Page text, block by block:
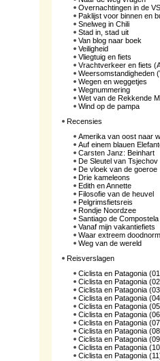
Overnachtingen in de VS
Paklijst voor binnen en
Snelweg in Chili
Stad in, stad uit
Van blog naar boek
Veiligheid
Vliegtuig en fiets
Vrachtverkeer en fiets
Weersomstandigheden
Wegen en weggetjes
Wegnummering
Wet van de Rekkende
Wind op de pampa
Recensies
Amerika van oost naar
Auf einem blauen
Carsten Janz: Beinhart
De Sleutel van Tsjechov
De vloek van de goeroe
Drie kameleons
Edith en Annette
Filosofie van de heuvel
Pelgrimsfietsreis
Rondje Noordzee
Santiago de Compostela
Vanaf mijn vakantiefiets
Waar extreem
Weg van de wereld
Reisverslagen
Ciclista en Patagonia
Ciclista en Patagonia
Ciclista en Patagonia
Ciclista en Patagonia
Ciclista en Patagonia
Ciclista en Patagonia
Ciclista en Patagonia
Ciclista en Patagonia
Ciclista en Patagonia
Ciclista en Patagonia
Ciclista en Patagonia